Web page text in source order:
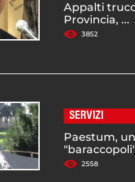
Appalti
Provincia, ...
3852
SERVIZI
Paestum,
2558